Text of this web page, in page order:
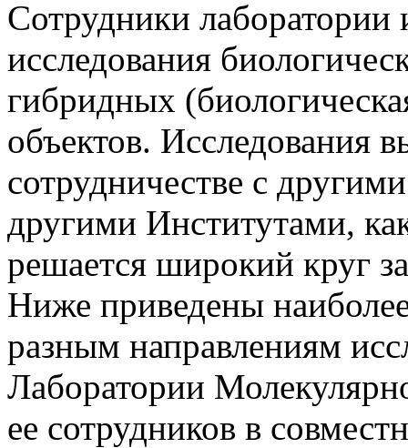
Сотрудники
исследования
гибридных
объектов. Исследования
сотрудничестве с
другими Институтами,
решается широкий круг
Ниже приведены
разным направлениям
Лаборатории
ее сотрудников в